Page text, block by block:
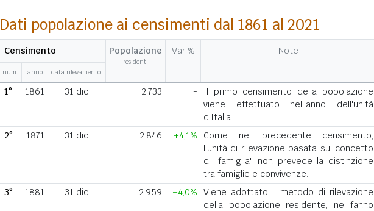
Dati popolazione ai censimenti dal 1861 al 2021
Censimento Popolazione
residenti
Var % Note
num. anno data rilevamento
1° 1861 31 dic 2.733 -
Il primo censimento della popolazione
viene effettuato nell'anno dell'unità
d'Italia.
2°
1871 31 dic 2.846 +4,1%
Come nel precedente censimento,
l'unità di rilevazione basata sul concetto
di "famiglia" non prevede la distinzione
tra famiglie e convivenze.
3°
1881 31 dic 2.959 +4,0%
Viene adottato il metodo di rilevazione
della popolazione residente, ne fanno